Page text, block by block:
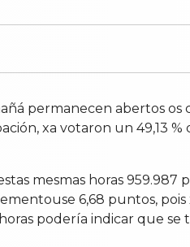
permanecen abertos os
xa votaron un 49,13 %
mesmas horas 959.987
6,68 puntos,
podería indicar que se